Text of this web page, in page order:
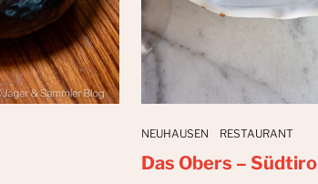
NEUHAUSEN RESTAURANT
Das Obers –